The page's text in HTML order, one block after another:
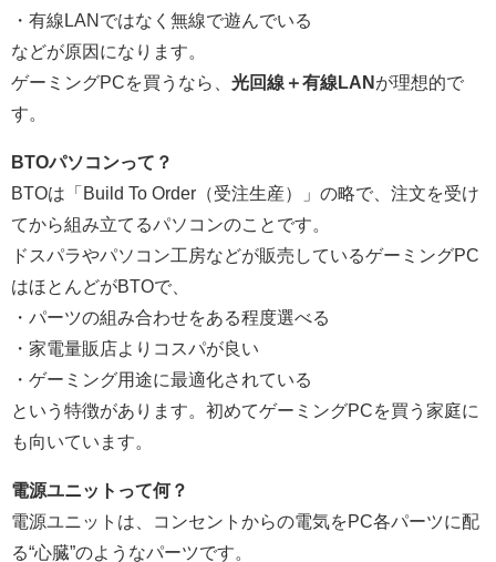
・有線LANではなく無線で遊んでいる
などが原因になります。
ゲーミングPCを買うなら、 光回線＋有線LAN が理想的で
す。
BTOパソコンって？
BTOは「Build To Order（受注生産）」の略で、注文を受け
てから組み立てるパソコンのことです。
ドスパラやパソコン工房などが販売しているゲーミングPC
はほとんどがBTOで、
・パーツの組み合わせをある程度選べる
・家電量販店よりコスパが良い
・ゲーミング用途に最適化されている
という特徴があります。初めてゲーミングPCを買う家庭に
も向いています。
電源ユニットって何？
電源ユニットは、コンセントからの電気をPC各パーツに配
る“心臓”のようなパーツです。